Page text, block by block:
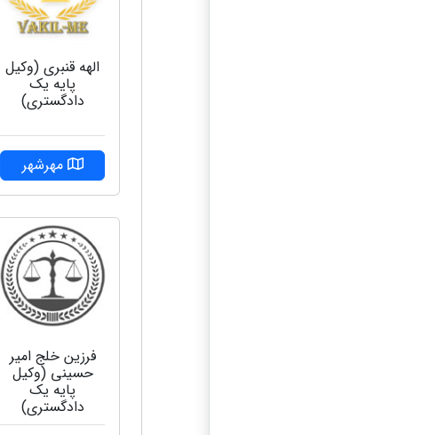
الهه قنبری (وکیل
پایه یک
دادگستری)
مهرشهر
فرزین خلج امیر
حسینی (وکیل
پایه یک
دادگستری)